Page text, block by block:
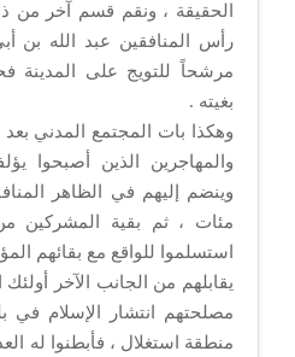
الحقيقة ، ونقم قسم آخر من
رأس المنافقين عبد الله بن
مرشحاً للتويج على المدينة
بغيته .
وهكذا بات المجتمع المدني بعد
والمهاجرين الذين أصبحوا
وينضم إليهم في الظاهر
مئات ، ثم بقية المشركين
استسلموا للواقع مع بقائهم
يقابلهم من الجانب الآخر
مصلحتهم انتشار الإسلام
منطقة استغلال ، فأبطنوا له